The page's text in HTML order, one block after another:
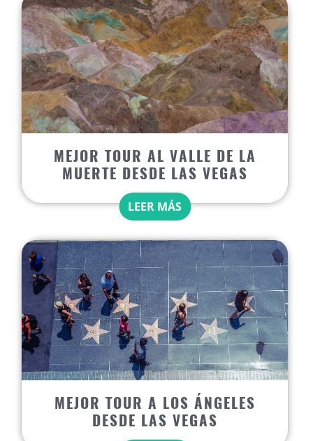
MEJOR TOUR AL VALLE DE LA
MUERTE DESDE LAS VEGAS
LEER MÁS
MEJOR TOUR A LOS ÁNGELES
DESDE LAS VEGAS